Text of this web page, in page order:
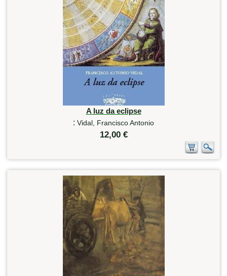
A luz da eclipse
: Vidal, Francisco Antonio
12,00 €